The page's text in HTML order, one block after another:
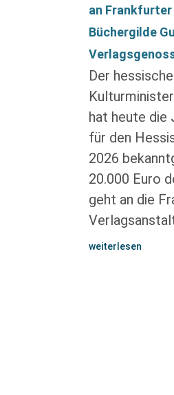
an
Büchergilde
Der
hat heute die
für den
2026
20.000 Euro
geht an die
weiterlesen